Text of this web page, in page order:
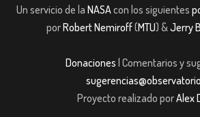
Un servicio de la NASAcon los siguientes
porRobert Nemiroff(MTU) &Jerry
Donaciones | Comentarios y
Proyecto realizado porAlex